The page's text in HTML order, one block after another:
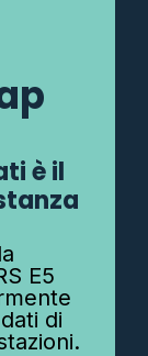
è il
E5
di